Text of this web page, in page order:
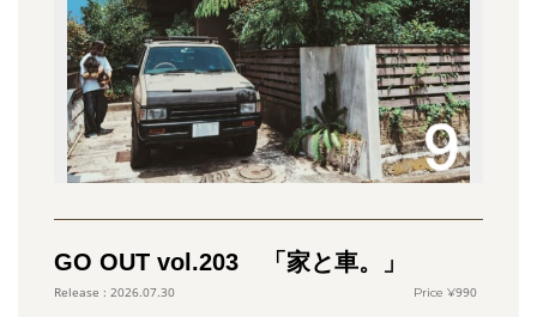
GO OUT vol.203 「家と車。」
2026.07.30 990